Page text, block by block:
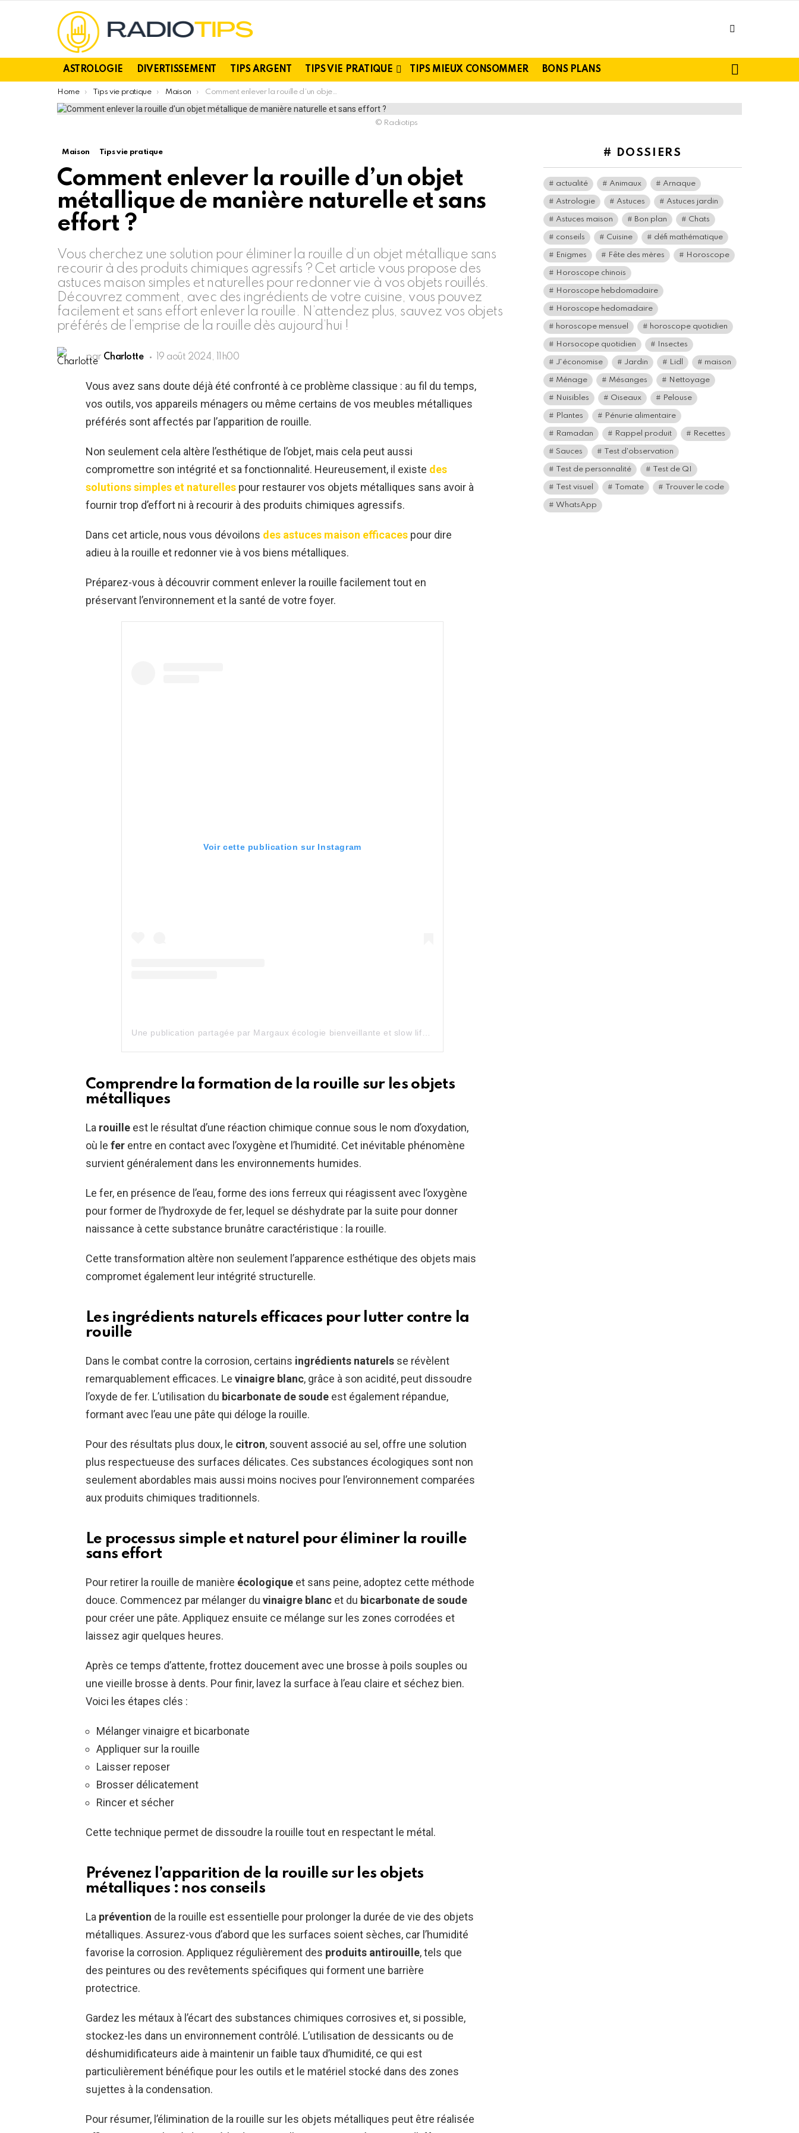
ASTROLOGIE DIVERTISSEMENT TIPS ARGENT TIPS VIE PRATIQUE TIPS MIEUX CONSOMMER BONS PLANS
You are here:
Home Tips vie pratique Maison Comment enlever la rouille d’un objet métallique de manière naturelle et sans effort ?
© Radiotips
Maison Tips vie pratique
Comment enlever la rouille d’un objet
métallique de manière naturelle et sans
effort ?
Vous cherchez une solution pour éliminer la rouille d’un objet métallique sans
recourir à des produits chimiques agressifs ? Cet article vous propose des
astuces maison simples et naturelles pour redonner vie à vos objets rouillés.
Découvrez comment, avec des ingrédients de votre cuisine, vous pouvez
facilement et sans effort enlever la rouille. N’attendez plus, sauvez vos objets
préférés de l’emprise de la rouille dès aujourd’hui !
par Charlotte 19 août 2024, 11h00
Vous avez sans doute déjà été confronté à ce problème classique : au fil du temps,
vos outils, vos appareils ménagers ou même certains de vos meubles métalliques
préférés sont affectés par l’apparition de rouille.
Non seulement cela altère l’esthétique de l’objet, mais cela peut aussi
compromettre son intégrité et sa fonctionnalité. Heureusement, il existe des
solutions simples et naturelles pour restaurer vos objets métalliques sans avoir à
fournir trop d’effort ni à recourir à des produits chimiques agressifs.
Dans cet article, nous vous dévoilons des astuces maison efficaces pour dire
adieu à la rouille et redonner vie à vos biens métalliques.
Préparez-vous à découvrir comment enlever la rouille facilement tout en
préservant l’environnement et la santé de votre foyer.
Voir cette publication sur Instagram
Comprendre la formation de la rouille sur les objets
métalliques
La rouille est le résultat d’une réaction chimique connue sous le nom d’oxydation,
où le fer entre en contact avec l’oxygène et l’humidité. Cet inévitable phénomène
survient généralement dans les environnements humides.
Le fer, en présence de l’eau, forme des ions ferreux qui réagissent avec l’oxygène
pour former de l’hydroxyde de fer, lequel se déshydrate par la suite pour donner
naissance à cette substance brunâtre caractéristique : la rouille.
Cette transformation altère non seulement l’apparence esthétique des objets mais
compromet également leur intégrité structurelle.
Les ingrédients naturels efficaces pour lutter contre la
rouille
Dans le combat contre la corrosion, certains ingrédients naturels se révèlent
remarquablement efficaces. Le vinaigre blanc, grâce à son acidité, peut dissoudre
l’oxyde de fer. L’utilisation du bicarbonate de soude est également répandue,
formant avec l’eau une pâte qui déloge la rouille.
Pour des résultats plus doux, le citron, souvent associé au sel, offre une solution
plus respectueuse des surfaces délicates. Ces substances écologiques sont non
seulement abordables mais aussi moins nocives pour l’environnement comparées
aux produits chimiques traditionnels.
Le processus simple et naturel pour éliminer la rouille
sans effort
Pour retirer la rouille de manière écologique et sans peine, adoptez cette méthode
douce. Commencez par mélanger du vinaigre blanc et du bicarbonate de soude
pour créer une pâte. Appliquez ensuite ce mélange sur les zones corrodées et
laissez agir quelques heures.
Après ce temps d’attente, frottez doucement avec une brosse à poils souples ou
une vieille brosse à dents. Pour finir, lavez la surface à l’eau claire et séchez bien.
Voici les étapes clés :
Mélanger vinaigre et bicarbonate
Appliquer sur la rouille
Laisser reposer
Brosser délicatement
Rincer et sécher
Cette technique permet de dissoudre la rouille tout en respectant le métal.
Prévenez l’apparition de la rouille sur les objets
métalliques : nos conseils
La prévention de la rouille est essentielle pour prolonger la durée de vie des objets
métalliques. Assurez-vous d’abord que les surfaces soient sèches, car l’humidité
favorise la corrosion. Appliquez régulièrement des produits antirouille, tels que
des peintures ou des revêtements spécifiques qui forment une barrière
protectrice.
Gardez les métaux à l’écart des substances chimiques corrosives et, si possible,
stockez-les dans un environnement contrôlé. L’utilisation de dessicants ou de
déshumidificateurs aide à maintenir un faible taux d’humidité, ce qui est
particulièrement bénéfique pour les outils et le matériel stocké dans des zones
sujettes à la condensation.
Pour résumer, l’élimination de la rouille sur les objets métalliques peut être réalisée
# DOSSIERS
actualité Animaux Arnaque
Astrologie Astuces Astuces jardin
Astuces maison Bon plan Chats
conseils Cuisine défi mathématique
Enigmes Fête des mères Horoscope
Horoscope chinois
Horoscope hebdomadaire
Horoscope hedomadaire
horoscope mensuel horoscope quotidien
Horsocope quotidien Insectes
J'économise Jardin Lidl maison
Ménage Mésanges Nettoyage
Nuisibles Oiseaux Pelouse
Plantes Pénurie alimentaire
Ramadan Rappel produit Recettes
Sauces Test d'observation
Test de personnalité Test de QI
Test visuel Tomate Trouver le code
WhatsApp